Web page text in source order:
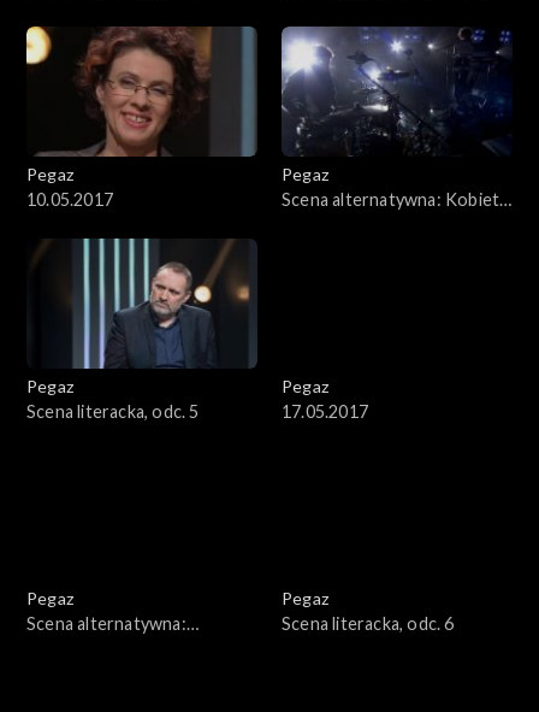
Pegaz
10.05.2017
Pegaz
Scena alternatywna: Kobieta
Pegaz
Scena literacka, odc. 5
Pegaz
17.05.2017
Pegaz
Scena alternatywna:
Pegaz
Scena literacka, odc. 6